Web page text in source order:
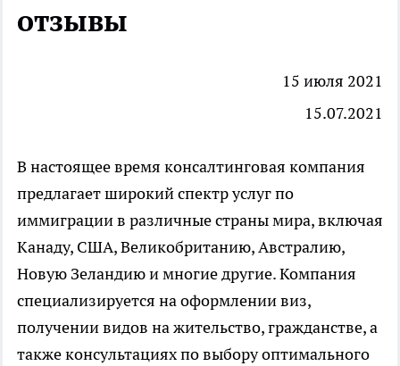
отзывы
15 июля 2021
15.07.2021
В настоящее время консалтинговая компания
предлагает широкий спектр услуг по
иммиграции в различные страны мира, включая
Канаду, США, Великобританию, Австралию,
Новую Зеландию и многие другие. Компания
специализируется на оформлении виз,
получении видов на жительство, гражданстве, а
также консультациях по выбору оптимального